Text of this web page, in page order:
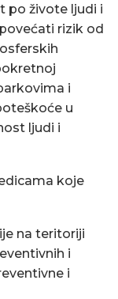
po živote ljudi i
rizik od
i
u
ljudi i
koje
na teritoriji
i
i